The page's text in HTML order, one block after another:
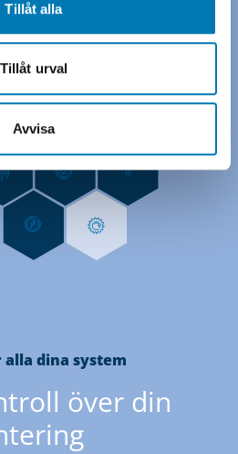
Tillåt alla
Tillåt urval
Avvisa
dina system
över din